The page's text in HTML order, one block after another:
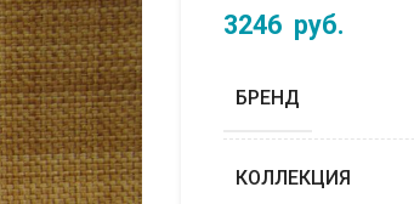
3246 руб.
БРЕНД
КОЛЛЕКЦИЯ